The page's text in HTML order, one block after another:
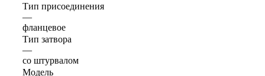
Тип присоединения
—
фланцевое
Тип затвора
—
со штурвалом
Модель